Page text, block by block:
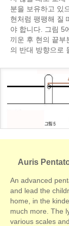
분을 보유하고 있
현처럼 팽팽해 질
야 합니다. 그림 5
끼운 후 현의 끝부
의 반대 방향으로
Auris
An advanced
and lead the
home, in the
much more. The
various scales